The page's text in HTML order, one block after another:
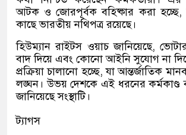
আটক ও জোরপূর্বক বহিষ্কার করা হচ্ছে,
কাছে ভারতীয় নথিপত্র রয়েছে।
হিউম্যান রাইটস ওয়াচ জানিয়েছে,
বাদ দিয়ে এবং কোনো আইনি সুযোগ না
প্রক্রিয়া চালানো হচ্ছে,যা আন্তর্জাতিক
লঙ্ঘন। উভয় দেশকে এই ধরনের কর্মকাণ্ড
জানিয়েছে সংস্থাটি।
ট্যাগস